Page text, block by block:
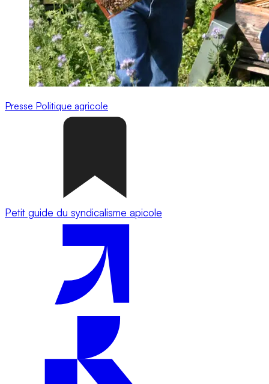
Presse Politique agricole
Petit guide du syndicalisme apicole